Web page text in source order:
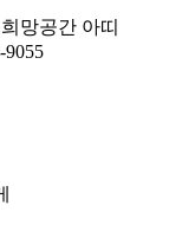
망공간 아띠
9055